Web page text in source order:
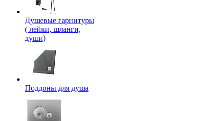
Душевые гарнитуры
( лейки, шланги,
души)
Поддоны для душа